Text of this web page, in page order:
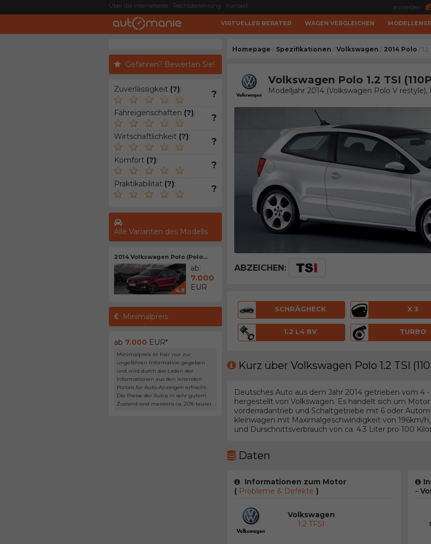
Über die Internetseite Rechtsbelehrung Kontakt anmelden
VIRTUELLER BERATER WAGEN VERGLEICHEN
Gefahren? Bewerten Sie!
Zuverlässigkeit (?): ?
Fahreigenschaften (?): ?
Wirtschaftlichkeit (?): ?
Komfort (?): ?
Praktikabilität (?): ?
Alle Varianten des Modells
2014 Volkswagen Polo (Polo...
4.8
ab:
7.000
EUR
Minimalpreis
ab 7.000 EUR*
Minimalpreis ist hier nur zur
ungefähren Information gegeben
und wird durch das Laden der
Informationen aus den leitenden
Portals für Auto-Anzeigen erfrischt.
Die Preise der Autos in sehr gutem
Zustand sind meistens ca. 20% teurer.
Homepage / Spezifikationen / Volkswagen / 2014 Polo / 1.2
Volkswagen Polo 1.2 TSI
Modelljahr 2014 (Volkswagen Polo V
ABZEICHEN:
SCHRÄGHECK X 3
1.2 L4 8V TURBO
Kurz über Volkswagen Polo 1.2 TSI
Deutsches Auto aus dem Jahr 2014 getrieben vom 4
hergestellt von Volkswagen. Es handelt sich um
vorderradantrieb und Schaltgetriebe mit 6 oder
kleinwagen mit Maximalgeschwindigkeit von 196km/
und Durschnittsverbrauch von ca. 4.3 Liter pro 100
Daten
Informationen zum Motor
(Probleme & Defekte )
Volkswagen
1.2 TFSI
-